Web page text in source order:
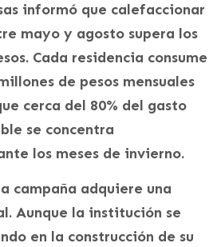
informó que calefaccionar
mayo y agosto supera los
Cada residencia consume
de pesos mensuales
cerca del 80% del gasto
se concentra
los meses de invierno.
campaña adquiere una
Aunque la institución se
en la construcción de su